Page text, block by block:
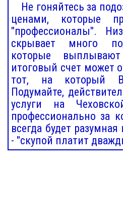
Не гоняйтесь за
ценами, которые
"профессионалы".
скрывает много
которые
итоговый счет может
тот, на который
Подумайте,
услуги на
профессионально за
всегда будет
- "скупой платит